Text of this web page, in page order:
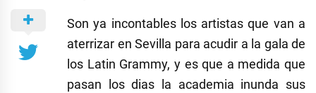
Son ya incontables los artistas que van a
aterrizar en Sevilla para acudir a la gala de
los Latin Grammy, y es que a medida que
pasan los dias la academia inunda sus